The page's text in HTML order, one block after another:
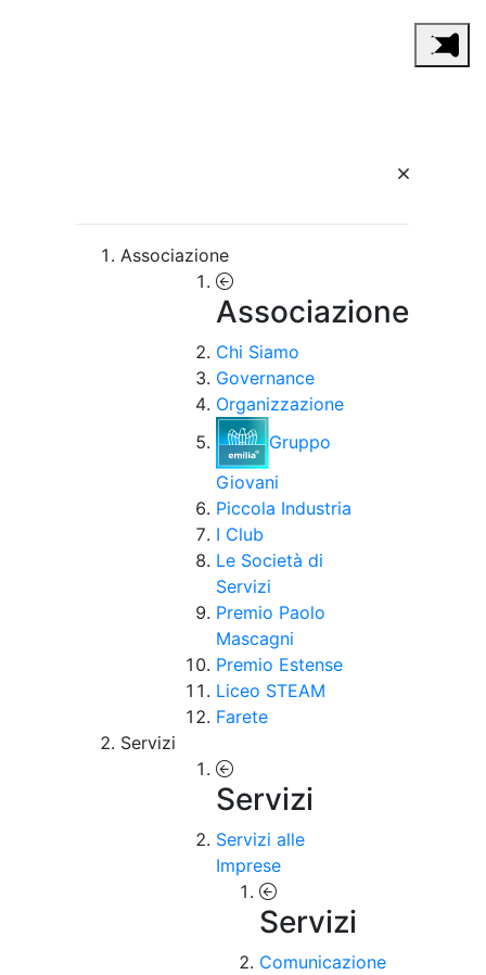
Associazione
Associazione
Chi Siamo
Governance
Organizzazione
Gruppo
Giovani
Piccola Industria
I Club
Le Società di
Servizi
Premio Paolo
Mascagni
Premio Estense
Liceo STEAM
Farete
Servizi
Servizi
Servizi alle
Imprese
Servizi
Comunicazione